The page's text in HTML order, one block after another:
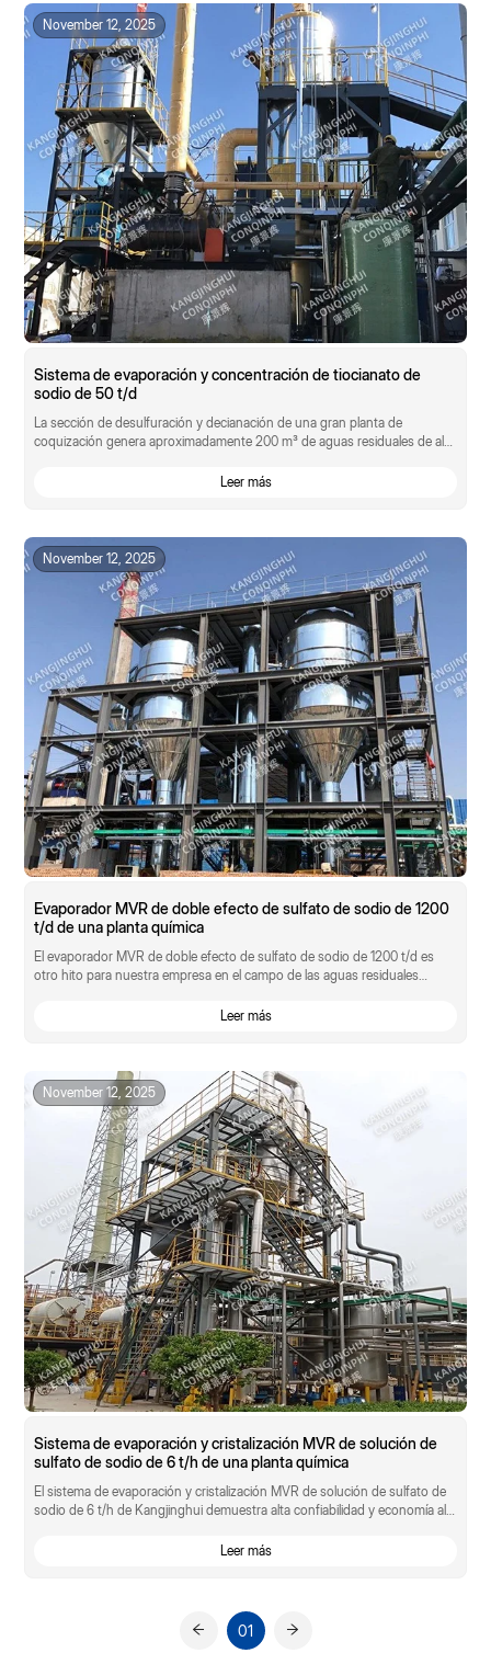
November 12, 2025
Sistema de evaporación y concentración de tiocianato de
sodio de 50 t/d
La sección de desulfuración y decianación de una gran planta de
coquización genera aproximadamente 200 m³ de aguas residuales de alta
Leer más
November 12, 2025
Evaporador MVR de doble efecto de sulfato de sodio de 1200
t/d de una planta química
El evaporador MVR de doble efecto de sulfato de sodio de 1200 t/d es
otro hito para nuestra empresa en el campo de las aguas residuales
Leer más
November 12, 2025
Sistema de evaporación y cristalización MVR de solución de
sulfato de sodio de 6 t/h de una planta química
El sistema de evaporación y cristalización MVR de solución de sulfato de
sodio de 6 t/h de Kangjinghui demuestra alta confiabilidad y economía al
Leer más
01